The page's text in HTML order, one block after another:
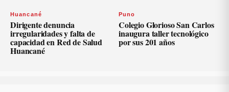
Huancané
Dirigente denuncia
irregularidades y falta de
capacidad en Red de Salud
Huancané
Puno
Colegio Glorioso San Carlos
inaugura taller tecnológico
por sus 201 años